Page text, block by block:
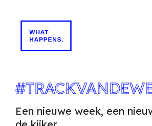
Een nieuwe week, een